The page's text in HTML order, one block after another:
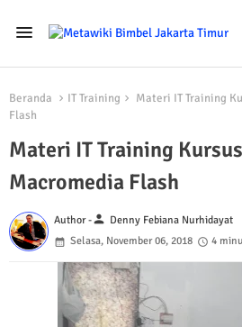
Beranda IT Training
Materi IT Training
Flash
Materi IT Training
Macromedia Flash
Author -person Denny Febiana Nurhidayat
Selasa, November 06, 2018
4